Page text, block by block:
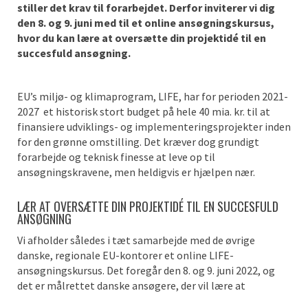
stiller det krav til forarbejdet. Derfor inviterer vi dig
den 8. og 9. juni med til et online ansøgningskursus,
hvor du kan lære at oversætte din projektidé til en
succesfuld ansøgning.
EU’s miljø- og klimaprogram, LIFE, har for perioden 2021-
2027 et historisk stort budget på hele 40 mia. kr. til at
finansiere udviklings- og implementeringsprojekter inden
for den grønne omstilling. Det kræver dog grundigt
forarbejde og teknisk finesse at leve op til
ansøgningskravene, men heldigvis er hjælpen nær.
LÆR AT OVERSÆTTE DIN PROJEKTIDÉ TIL EN SUCCESFULD
ANSØGNING
Vi afholder således i tæt samarbejde med de øvrige
danske, regionale EU-kontorer et online LIFE-
ansøgningskursus. Det foregår den 8. og 9. juni 2022, og
det er målrettet danske ansøgere, der vil lære at